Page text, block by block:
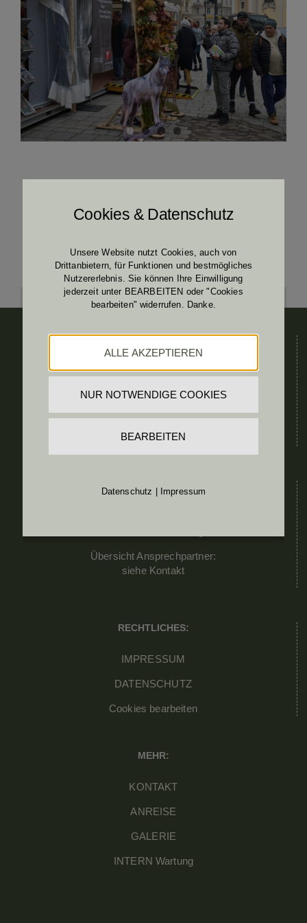
Kommando & BetrStb TÜPL A
Pfarrer Josef Edinger Platz 13
3804 ALLENTSTEIG
ANFRAGEN:
Übersicht Ansprechpartner:
siehe Kontakt
RECHTLICHES:
IMPRESSUM
DATENSCHUTZ
Cookies bearbeiten
MEHR:
KONTAKT
ANREISE
GALERIE
INTERN Wartung
Cookies & Datenschutz
Unsere Website nutzt Cookies, auch von
Drittanbietern, für Funktionen und bestmögliches
Nutzererlebnis. Sie können Ihre Einwilligung
jederzeit unter BEARBEITEN oder "Cookies
bearbeiten" widerrufen. Danke.
ALLE AKZEPTIEREN
NUR NOTWENDIGE COOKIES
BEARBEITEN
Datenschutz Impressum